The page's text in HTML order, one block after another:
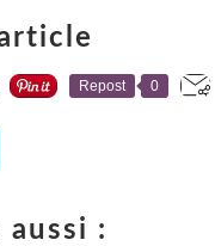
Repost 0
aussi :